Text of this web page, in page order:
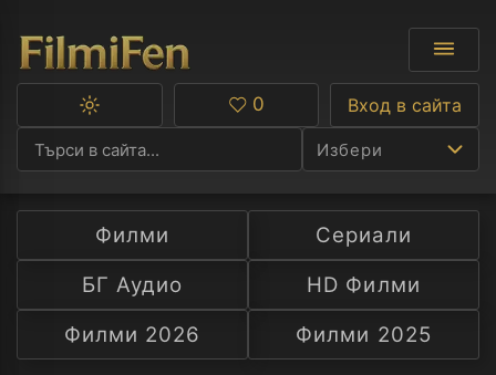
Избери
Ф
С
А
Превключване
тъмна
тема
Любими
0 Вход в сайта
Филми
Сериали
БГ Аудио
HD Филми
Филми 2026
Филми 2025